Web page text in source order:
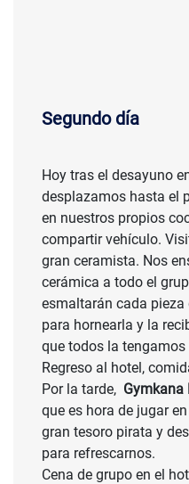
Segundo día
Hoy tras el desayuno
desplazamos hasta el
en nuestros propios
compartir vehículo.
gran ceramista. Nos
cerámica a todo el
esmaltarán cada
para hornearla y la
que todos la tengamos
Regreso al hotel,
Por la tarde, Gymkana
que es hora de jugar
gran tesoro pirata y
para refrescarnos.
Cena de grupo en el